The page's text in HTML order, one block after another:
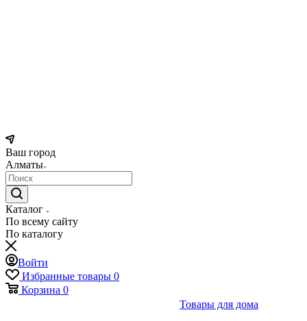
Ваш город
Алматы
Каталог
По всему сайту
По каталогу
Войти
Избранные товары 0
Корзина 0
Товары для дома